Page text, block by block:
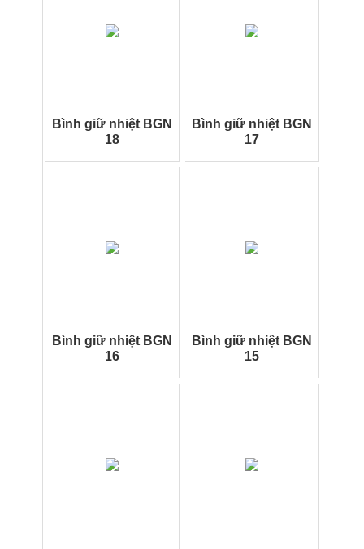
Bình giữ nhiệt BGN
18
Bình giữ nhiệt BGN
17
Bình giữ nhiệt BGN
16
Bình giữ nhiệt BGN
15